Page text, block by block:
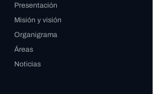
Presentación
Misión y visión
Organigrama
Áreas
Noticias